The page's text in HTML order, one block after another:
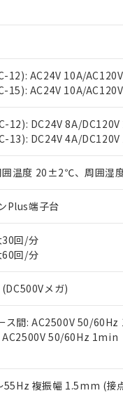
12): AC24V 10A/
15): AC24V 10A/
12): DC24V 8A/
13): DC24V 4A/
囲温度 20±2℃、周囲湿
Plus端子台
30回/分
60回/分
メガ)
ス間: AC2500V 50/
AC2500V 50/60Hz 1min
55Hz 複振幅 1.5mm (接
条件
をお読みいただき、同
ービスは、当社制御機
のです。
状況および標準価格照
あり、閲覧された時点で
な納期状況および標準
販売員にご相談ください
ロン制御機器販売店や当
パーツ機能（部品リス
る必要があります。
当社の製品・サービスに
。
社の共同利用者とは、"
法人を指します。
ライセンス料など無形
事情により、非含有部
。
令（10物質）：
以下、 水銀(Hg) 1000ppm
1000ppm以下、ポリ臭化
(2-エチルヘキシル) (DEHP)(別
1000ppm以下、フタル酸ジイソ
指令で産業用監視および制御機
予定月
切り替え状況などによ
証明書ダウンロード
有証明書をダウンロー
指令（10物質）の非含有
含有証明書（当社基準）
は発行日時点で非含有
指令のフタル酸エス
RoHS○×表
大均質材料含有率が中
確認です。当社販売部
物質の基準値 (GB/T26572)：
、 Hg(水銀) : 1000ppm、
ロム) : 1000ppm、 PBBs(ポリ
酸ジブチル) : 1000ppm、 DIBP(
酸ビス(2-エチルヘキシル)) :
護使用期限
害物質（10物質）のす
常の使用状況下におい
確認です。当社販売部
は、これら貴社製品の
の必要な手続きをとりま
は規制貨物を破棄する
。
に一切使用いたしません
は、貴社製品を第三者に
当社は、販売先および
ません。
説明
一定数以上の在庫あり
一定数には満たないが在
在庫なし(最新の在庫状
機器販売店・当社販売員
受注生産機種、また在